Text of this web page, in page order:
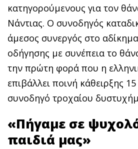
κατηγορούμενους για τον
Νάντιας. Ο συνοδηγός
άμεσος συνεργός στο
οδήγησης με συνέπεια το
την πρώτη φορά που η
επιβάλλει ποινή κάθειρξης
συνοδηγό τροχαίου
«Πήγαμε σε
παιδιά μας»